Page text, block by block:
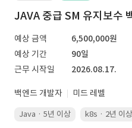
JAVA 중급 SM 유지보수
예상 금액
6,500,000원
예상 기간
90일
근무 시작일
2026.08.17.
백엔드 개발자 미드 레벨
Java · 5년 이상 k8s · 2년 이상